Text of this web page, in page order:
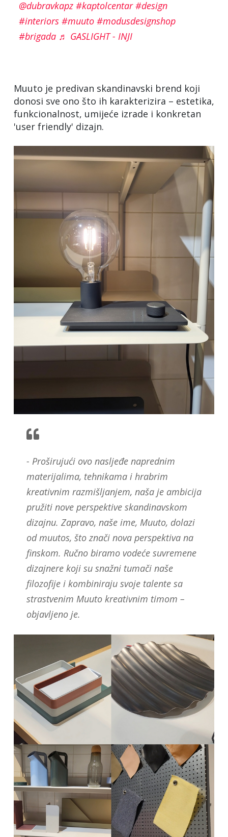
@dubravkapz #kaptolcentar #design
#interiors #muuto #modusdesignshop
#brigada ♬ GASLIGHT - INJI
Muuto je predivan skandinavski brend koji
donosi sve ono što ih karakterizira – estetika,
funkcionalnost, umijeće izrade i konkretan
'user friendly' dizajn.
- Proširujući ovo nasljeđe naprednim
materijalima, tehnikama i hrabrim
kreativnim razmišljanjem, naša je ambicija
pružiti nove perspektive skandinavskom
dizajnu. Zapravo, naše ime, Muuto, dolazi
od muutos, što znači nova perspektiva na
finskom. Ručno biramo vodeće suvremene
dizajnere koji su snažni tumači naše
filozofije i kombiniraju svoje talente sa
strastvenim Muuto kreativnim timom –
objavljeno je.